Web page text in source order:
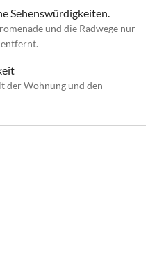
Sehenswürdigkeiten.
und die Radwege nur
der Wohnung und den